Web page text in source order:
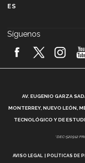
2026!
¿Cómo
Vida
ES
Síguenos
AV. EUGENIO GARZA
MONTERREY, NUEVO LEÓN,
TECNOLÓGICO Y DE
*DEC-520912
AVISO LEGAL POLÍTICAS DE